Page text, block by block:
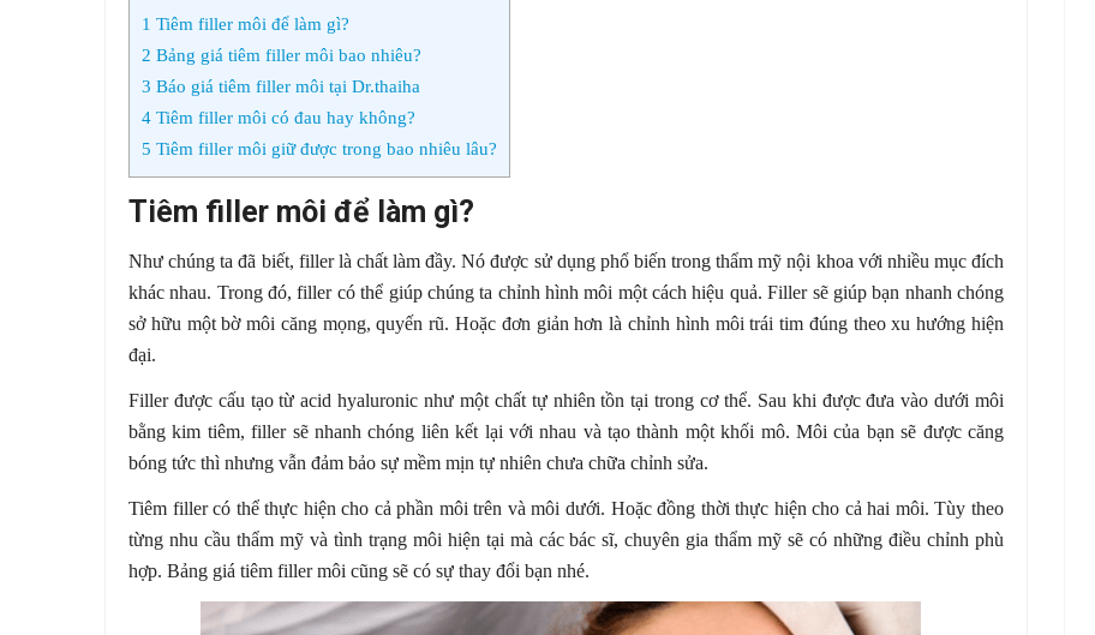
1 Tiêm filler môi để làm gì?
2 Bảng giá tiêm filler môi bao nhiêu?
3 Báo giá tiêm filler môi tại Dr.thaiha
4 Tiêm filler môi có đau hay không?
5 Tiêm filler môi giữ được trong bao nhiêu lâu?
Tiêm filler môi để làm gì?
Như chúng ta đã biết, filler là chất làm đầy. Nó được sử dụng phổ biến trong thẩm mỹ nội khoa với nhiều mục đích
khác nhau. Trong đó, filler có thể giúp chúng ta chỉnh hình môi một cách hiệu quả. Filler sẽ giúp bạn nhanh chóng
sở hữu một bờ môi căng mọng, quyến rũ. Hoặc đơn giản hơn là chỉnh hình môi trái tim đúng theo xu hướng hiện
đại.
Filler được cấu tạo từ acid hyaluronic như một chất tự nhiên tồn tại trong cơ thể. Sau khi được đưa vào dưới môi
bằng kim tiêm, filler sẽ nhanh chóng liên kết lại với nhau và tạo thành một khối mô. Môi của bạn sẽ được căng
bóng tức thì nhưng vẫn đảm bảo sự mềm mịn tự nhiên chưa chữa chỉnh sửa.
Tiêm filler có thể thực hiện cho cả phần môi trên và môi dưới. Hoặc đồng thời thực hiện cho cả hai môi. Tùy theo
từng nhu cầu thẩm mỹ và tình trạng môi hiện tại mà các bác sĩ, chuyên gia thẩm mỹ sẽ có những điều chỉnh phù
hợp. Bảng giá tiêm filler môi cũng sẽ có sự thay đổi bạn nhé.